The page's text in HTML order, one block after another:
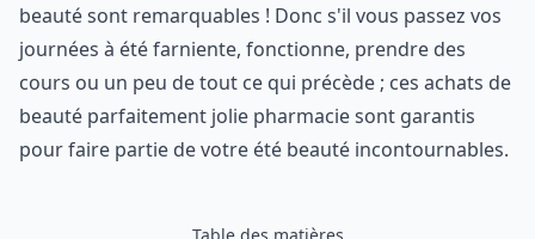
beauté sont remarquables ! Donc s'il vous passez vos
journées à été farniente, fonctionne, prendre des
cours ou un peu de tout ce qui précède ; ces achats de
beauté parfaitement jolie pharmacie sont garantis
pour faire partie de votre été beauté incontournables.